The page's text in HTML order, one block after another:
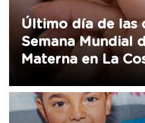
Último día de las
Semana Mundial
Materna en La